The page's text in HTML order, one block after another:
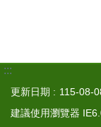
:::
更新日期
115-08-
建議使用瀏覽器